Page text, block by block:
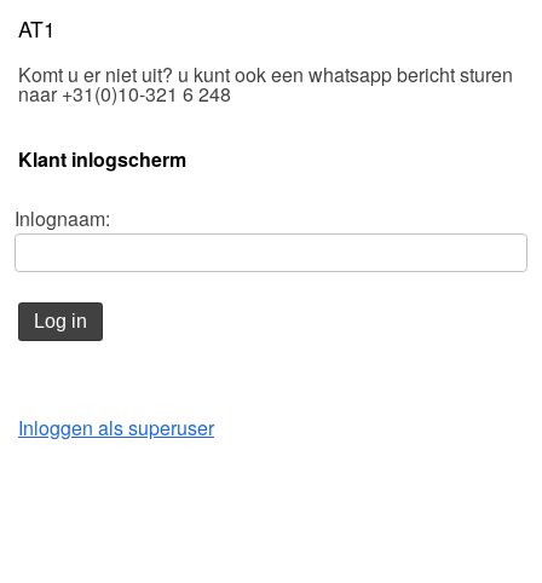
AT1
Komt u er niet uit? u kunt ook een whatsapp bericht sturen
naar +31(0)10-321 6 248
Klant inlogscherm
Inlognaam:
Log in
Inloggen als superuser